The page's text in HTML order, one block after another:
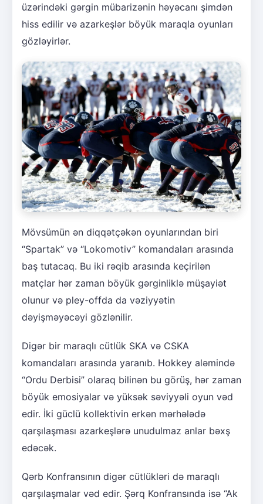
üzərindəki gərgin mübarizənin həyəcanı şimdən
hiss edilir və azarkeşlər böyük maraqla oyunları
gözləyirlər.
Mövsümün ən diqqətçəkən oyunlarından biri
“Spartak” və “Lokomotiv” komandaları arasında
baş tutacaq. Bu iki rəqib arasında keçirilən
matçlar hər zaman böyük gərginliklə müşayiət
olunur və pley-offda da vəziyyətin
dəyişməyəcəyi gözlənilir.
Digər bir maraqlı cütlük SKA və CSKA
komandaları arasında yaranıb. Hokkey aləmində
“Ordu Derbisi” olaraq bilinən bu görüş, hər zaman
böyük emosiyalar və yüksək səviyyəli oyun vəd
edir. İki güclü kollektivin erkən mərhələdə
qarşılaşması azarkeşlərə unudulmaz anlar bəxş
edəcək.
Qərb Konfransının digər cütlükləri də maraqlı
qarşılaşmalar vəd edir. Şərq Konfransında isə “Ak